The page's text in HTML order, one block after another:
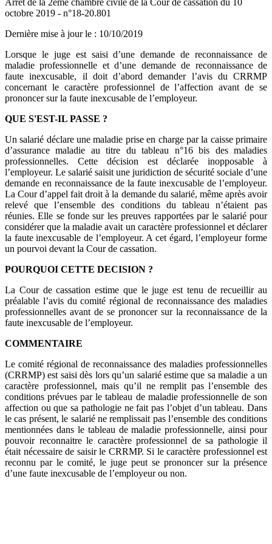
Arrêt de la 2ème chambre civile de la Cour de cassation du 10
octobre 2019 - n°18-20.801
Dernière mise à jour le : 10/10/2019
Lorsque le juge est saisi d’une demande de reconnaissance de
maladie professionnelle et d’une demande de reconnaissance de
faute inexcusable, il doit d’abord demander l’avis du CRRMP
concernant le caractère professionnel de l’affection avant de se
prononcer sur la faute inexcusable de l’employeur.
QUE S'EST-IL PASSE ?
Un salarié déclare une maladie prise en charge par la caisse primaire
d’assurance maladie au titre du tableau n°16 bis des maladies
professionnelles. Cette décision est déclarée inopposable à
l’employeur. Le salarié saisit une juridiction de sécurité sociale d’une
demande en reconnaissance de la faute inexcusable de l’employeur.
La Cour d’appel fait droit à la demande du salarié, même après avoir
relevé que l’ensemble des conditions du tableau n’étaient pas
réunies. Elle se fonde sur les preuves rapportées par le salarié pour
considérer que la maladie avait un caractère professionnel et déclarer
la faute inexcusable de l’employeur. A cet égard, l’employeur forme
un pourvoi devant la Cour de cassation.
POURQUOI CETTE DECISION ?
La Cour de cassation estime que le juge est tenu de recueillir au
préalable l’avis du comité régional de reconnaissance des maladies
professionnelles avant de se prononcer sur la reconnaissance de la
faute inexcusable de l’employeur.
COMMENTAIRE
Le comité régional de reconnaissance des maladies professionnelles
(CRRMP) est saisi dès lors qu’un salarié estime que sa maladie a un
caractère professionnel, mais qu’il ne remplit pas l’ensemble des
conditions prévues par le tableau de maladie professionnelle de son
affection ou que sa pathologie ne fait pas l’objet d’un tableau. Dans
le cas présent, le salarié ne remplissait pas l’ensemble des conditions
mentionnées dans le tableau de maladie professionnelle, ainsi pour
pouvoir reconnaitre le caractère professionnel de sa pathologie il
était nécessaire de saisir le CRRMP. Si le caractère professionnel est
reconnu par le comité, le juge peut se prononcer sur la présence
d’une faute inexcusable de l’employeur ou non.